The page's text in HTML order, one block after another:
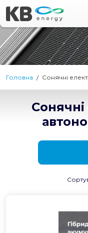
Головна Сонячні
Сонячні